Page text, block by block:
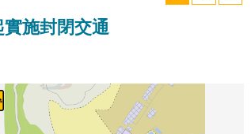
施封閉交通